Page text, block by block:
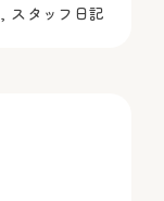
スタッフ日記